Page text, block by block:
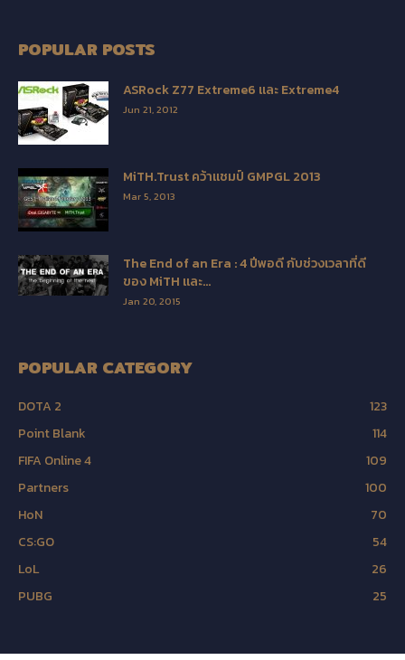
POPULAR POSTS
ASRock Z77 Extreme6 และ Extreme4
Jun 21, 2012
MiTH.Trust คว้าแชมป์ GMPGL 2013
Mar 5, 2013
The End of an Era : 4 ปีพอดี กับช่วงเวลาที่ดี
ของ MiTH และ...
Jan 20, 2015
POPULAR CATEGORY
DOTA 2
123
Point Blank
114
FIFA Online 4
109
Partners
100
HoN
70
CS:GO
54
LoL
26
PUBG
25